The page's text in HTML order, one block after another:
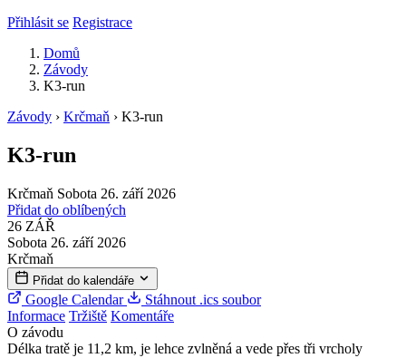
Přihlásit se Registrace
Domů
Závody
K3-run
Závody › Krčmaň › K3-run
K3-run
Krčmaň Sobota 26. září 2026
Přidat do oblíbených
26 ZÁŘ
Sobota 26. září 2026
Krčmaň
Přidat do kalendáře
Google Calendar
Stáhnout .ics soubor
Informace Tržiště Komentáře
O závodu
Délka tratě je 11,2 km, je lehce zvlněná a vede přes tři vrcholy